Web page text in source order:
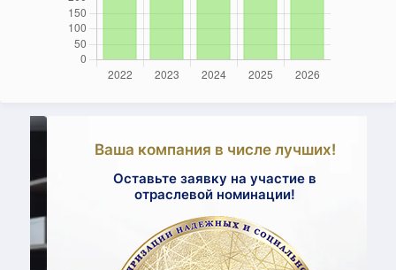
Ваша компания в числе лучших!
Оставьте заявку на участие в
отраслевой номинации!